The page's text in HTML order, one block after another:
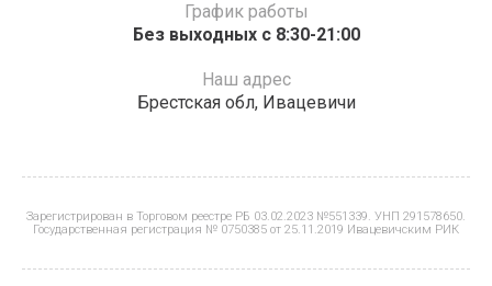
График работы
Без выходных с 8:30-21:00
Наш адрес
Брестская обл, Ивацевичи
Зарегистрирован в Торговом реестре РБ 03.02.2023 №551339. УНП 291578650.
Государственная регистрация № 0750385 от 25.11.2019 Ивацевичским РИК